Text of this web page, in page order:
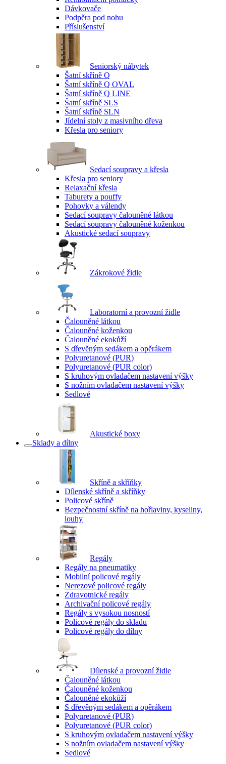
Dávkovače
Podpěra pod nohu
Příslušenství
Seniorský nábytek
Šatní skříně Q
Šatní skříně Q OVAL
Šatní skříně Q LINE
Šatní skříně SLS
Šatní skříně SLN
Jídelní stoly z masivního dřeva
Křesla pro seniory
Sedací soupravy a křesla
Křesla pro seniory
Relaxační křesla
Taburety a pouffy
Pohovky a válendy
Sedací soupravy čalouněné látkou
Sedací soupravy čalouněné koženkou
Akustické sedací soupravy
Zákrokové židle
Laboratorní a provozní židle
Čalouněné látkou
Čalouněné koženkou
Čalouněné ekokůží
S dřevěným sedákem a opěrákem
Polyuretanové (PUR)
Polyuretanové (PUR color)
S kruhovým ovladačem nastavení výšky
S nožním ovladačem nastavení výšky
Sedlové
Akustické boxy
Sklady a dílny
Skříně a skříňky
Dílenské skříně a skříňky
Policové skříně
Bezpečnostní skříně na hořlaviny, kyseliny,
louhy
Regály
Regály na pneumatiky
Mobilní policové regály
Nerezové policové regály
Zdravotnické regály
Archivační policové regály
Regály s vysokou nosností
Policové regály do skladu
Policové regály do dílny
Dílenské a provozní židle
Čalouněné látkou
Čalouněné koženkou
Čalouněné ekokůží
S dřevěným sedákem a opěrákem
Polyuretanové (PUR)
Polyuretanové (PUR color)
S kruhovým ovladačem nastavení výšky
S nožním ovladačem nastavení výšky
Sedlové